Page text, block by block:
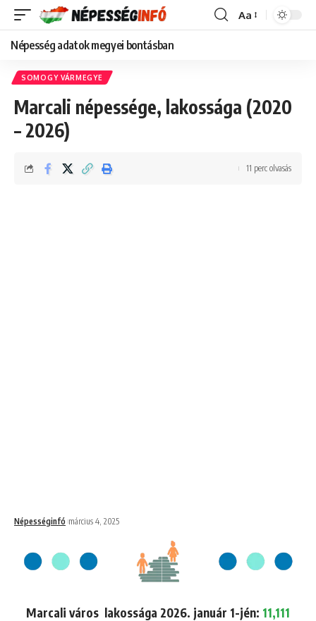
Font
Aa
Népesség adatok megyei bontásban
SOMOGY VÁRMEGYE
Marcali népessége, lakossága (2020
– 2026)
Népességinfó március 4, 2025
11 perc olvasás
Marcali város lakossága 2026. január 1-jén: 11,111